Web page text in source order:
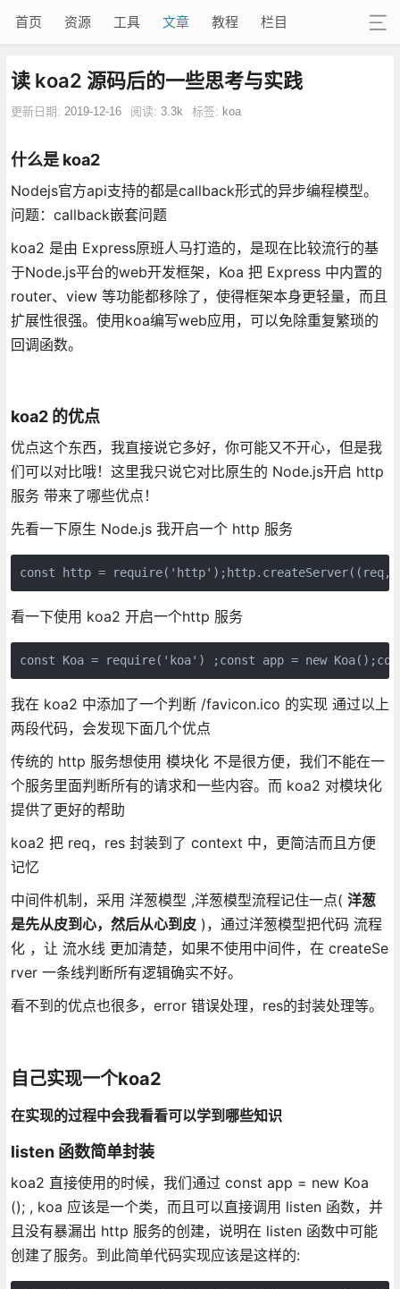
首页 资源 工具 文章 教程 栏目
读 koa2 源码后的一些思考与实践
更新日期: 2019-12-16 阅读: 3.3k 标签: koa
什么是 koa2
Nodejs官方api支持的都是callback形式的异步编程模型。
问题：callback嵌套问题
koa2 是由 Express原班人马打造的，是现在比较流行的基
于Node.js平台的web开发框架，Koa 把 Express 中内置的
router、view 等功能都移除了，使得框架本身更轻量，而且
扩展性很强。使用koa编写web应用，可以免除重复繁琐的
回调函数。
koa2 的优点
优点这个东西，我直接说它多好，你可能又不开心，但是我
们可以对比哦！这里我只说它对比原生的 Node.js开启 http
服务 带来了哪些优点！
先看一下原生 Node.js 我开启一个 http 服务
const http =
看一下使用 koa2 开启一个http 服务
const Koa = require('koa') ;const app = new
我在 koa2 中添加了一个判断 /favicon.ico 的实现 通过以上
两段代码，会发现下面几个优点
传统的 http 服务想使用 模块化 不是很方便，我们不能在一
个服务里面判断所有的请求和一些内容。而 koa2 对模块化
提供了更好的帮助
koa2 把 req，res 封装到了 context 中，更简洁而且方便
记忆
中间件机制，采用 洋葱模型 ,洋葱模型流程记住一点( 洋葱
是先从皮到心，然后从心到皮)，通过洋葱模型把代码 流程
化 ，让 流水线 更加清楚，如果不使用中间件，在 createSe
rver 一条线判断所有逻辑确实不好。
看不到的优点也很多，error 错误处理，res的封装处理等。
自己实现一个koa2
在实现的过程中会我看看可以学到哪些知识
listen 函数简单封装
koa2 直接使用的时候，我们通过 const app = new Koa
(); , koa 应该是一个类，而且可以直接调用 listen 函数，并
且没有暴漏出 http 服务的创建，说明在 listen 函数中可能
创建了服务。到此简单代码实现应该是这样的: